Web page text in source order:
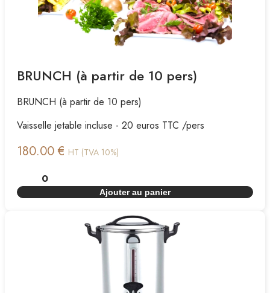
BRUNCH (à partir de 10 pers)
BRUNCH (à partir de 10 pers)
Vaisselle jetable incluse - 20 euros TTC /pers
180.00 € HT (TVA 10%)
Ajouter au panier